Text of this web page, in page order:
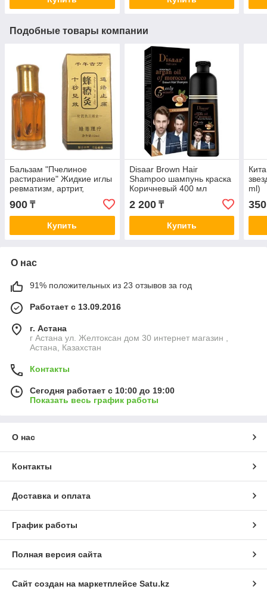
Подобные товары компании
Бальзам "Пчелиное
растирание" Жидкие иглы
ревматизм, артрит,
900 ₸
Купить
Disaar Brown Hair
Shampoo шампунь краска
Коричневый 400 мл
2 200₸
Купить
ml)
350
О нас
91% положительных из 23 отзывов за год
Работает с 13.09.2016
г. Астана
г Астана ул. Желтоксан дом 30 интернет магазин ,
Астана, Казахстан
Контакты
Сегодня работает с 10:00 до 19:00
Показать весь график работы
О нас
Контакты
Доставка и оплата
График работы
Полная версия сайта
Сайт создан на маркетплейсе Satu.kz